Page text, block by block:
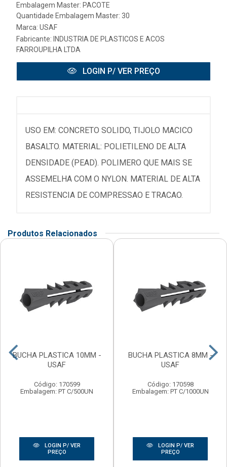
Embalagem Master: PACOTE
Quantidade Embalagem Master: 30
Marca: USAF
Fabricante: INDUSTRIA DE PLASTICOS E ACOS
FARROUPILHA LTDA
LOGIN P/ VER PREÇO
USO EM: CONCRETO SOLIDO, TIJOLO MACICO
BASALTO. MATERIAL: POLIETILENO DE ALTA
DENSIDADE (PEAD). POLIMERO QUE MAIS SE
ASSEMELHA COM O NYLON. MATERIAL DE ALTA
RESISTENCIA DE COMPRESSAO E TRACAO.
Produtos Relacionados
BUCHA PLASTICA 10MM -
USAF
Código: 170599
Embalagem: PT C/500UN
LOGIN P/ VER
PREÇO
BUCHA PLASTICA 8MM -
USAF
Código: 170598
Embalagem: PT C/1000UN
LOGIN P/ VER
PREÇO